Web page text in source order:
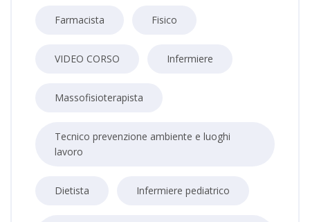
Farmacista Fisico
VIDEO CORSO Infermiere
Massofisioterapista
Tecnico prevenzione ambiente e luoghi
lavoro
Dietista Infermiere pediatrico